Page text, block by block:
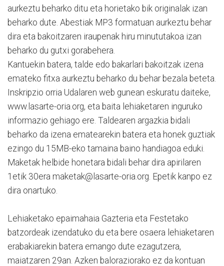
aurkeztu beharko ditu eta horietako bik originalak izan
beharko dute. Abestiak MP3 formatuan aurkeztu behar
dira eta bakoitzaren iraupenak hiru minututakoa izan
beharko du gutxi gorabehera.
Kantuekin batera, talde edo bakarlari bakoitzak izena
emateko fitxa aurkeztu beharko du behar bezala beteta.
Inskripzio orria Udalaren web gunean eskuratu daiteke,
www.lasarte-oria.org, eta baita lehiaketaren inguruko
informazio gehiago ere. Taldearen argazkia bidali
beharko da izena ematearekin batera eta honek guztiak
ezingo du 15MB-eko tamaina baino handiagoa eduki.
Maketak helbide honetara bidali behar dira apirilaren
1etik 30era maketak@lasarte-oria.org. Epetik kanpo ez
dira onartuko.
Lehiaketako epaimahaia Gazteria eta Festetako
batzordeak izendatuko du eta bere osaera lehiaketaren
erabakiarekin batera emango dute ezagutzera,
maiatzaren 29an. Azken baloraziorako ez da kontuan